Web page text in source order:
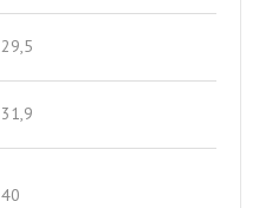
29,5
31,9
40